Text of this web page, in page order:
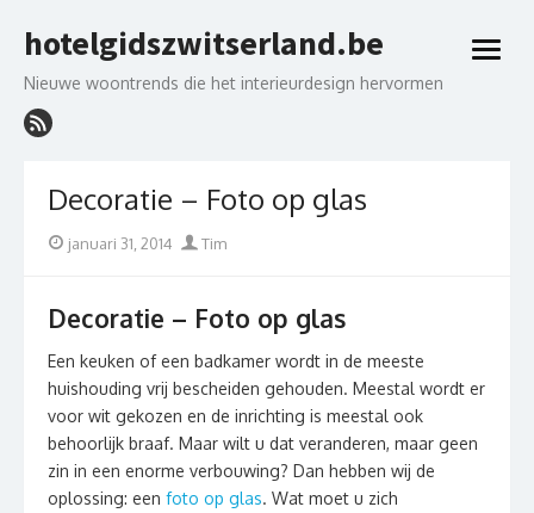
to
hotelgidszwitserland.be
Nieuwe woontrends die het interieurdesign hervormen
open
Decoratie – Foto op glas
Postedjanuari 31, 2014 Author
Tim
Decoratie – Foto op glas
Een keuken of een badkamer wordt in de meeste
huishouding vrij bescheiden gehouden. Meestal wordt er
voor wit gekozen en de inrichting is meestal ook
behoorlijk braaf. Maar wilt u dat veranderen, maar geen
zin in een enorme verbouwing? Dan hebben wij de
oplossing: een foto op glas. Wat moet u zich